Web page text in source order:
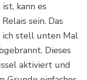
kann es
sein. Das
ich stell unten Mal
Dieses
aktiviert und